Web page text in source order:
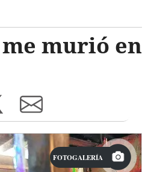
murió en
FOTOGALERÍA